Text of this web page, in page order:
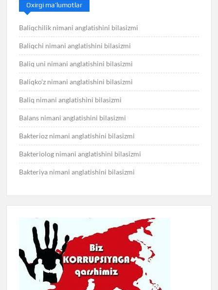
Oxirgi ma’lumotlar
Baliqchilik nimani anglatishini bilasizmi
Baliqchi nimani anglatishini bilasizmi
Baliq uni nimani anglatishini bilasizmi
Baliqko’z nimani anglatishini bilasizmi
Baliq nimani anglatishini bilasizmi
Balans nimani anglatishini bilasizmi
Bakterioz nimani anglatishini bilasizmi
Bakteriolog nimani anglatishini bilasizmi
Bakteriya nimani anglatishini bilasizmi